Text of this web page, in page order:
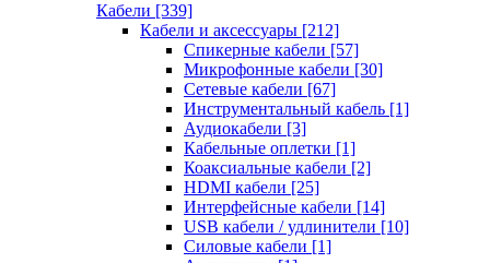
Кабели [339]
Кабели и аксессуары [212]
Спикерные кабели [57]
Микрофонные кабели [30]
Сетевые кабели [67]
Инструментальный кабель [1]
Аудиокабели [3]
Кабельные оплетки [1]
Коаксиальные кабели [2]
HDMI кабели [25]
Интерфейсные кабели [14]
USB кабели / удлинители [10]
Силовые кабели [1]